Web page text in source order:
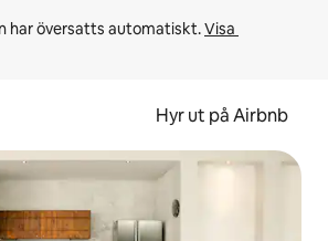
har översatts automatiskt. Visa
Hyr ut på Airbnb